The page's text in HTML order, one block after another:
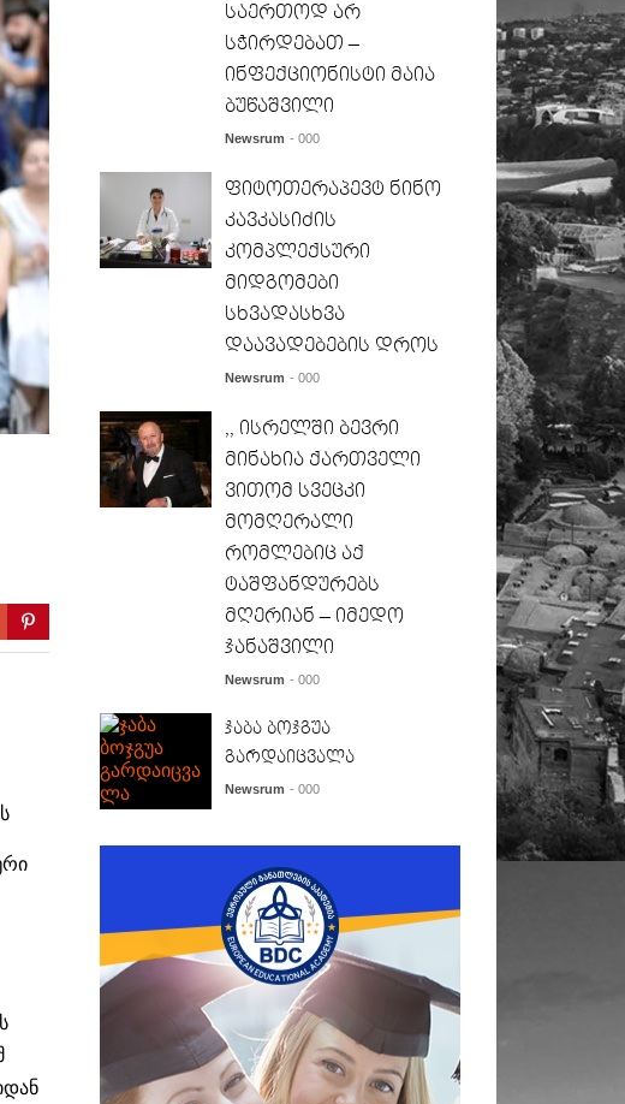
საერთოდ არ
სჭირდებათ –
ინფექციონისტი მაია
ბუწაშვილი
Newsrum - 000
ფიტოთერაპევტ ნინო
კავკასიძის
კომპლექსური
მიდგომები
სხვადასხვა
დაავადებების დროს
Newsrum - 000
,, ისრელში ბევრი
მინახია ქართველი
ვითომ სვეცკი
მომღერალი
რომლებიც აქ
ტაშფანდურებს
მღერიან – იმედო
ჯანაშვილი
Newsrum - 000
ჯაბა ბოჯგუა
გარდაიცვალა
Newsrum - 000